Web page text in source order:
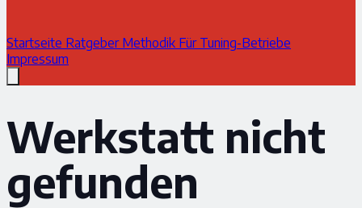
Startseite Ratgeber Methodik Für Tuning-Betriebe
Impressum
Werkstatt nicht
gefunden